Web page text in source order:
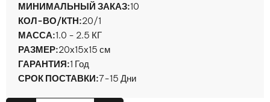
МИНИМАЛЬНЫЙ ЗАКАЗ:10
КОЛ-ВО/КТН:20/1
МАССА:1.0 - 2.5 КГ
РАЗМЕР:20х15х15 см
ГАРАНТИЯ:1 Год
СРОК ПОСТАВКИ:7-15 Дни